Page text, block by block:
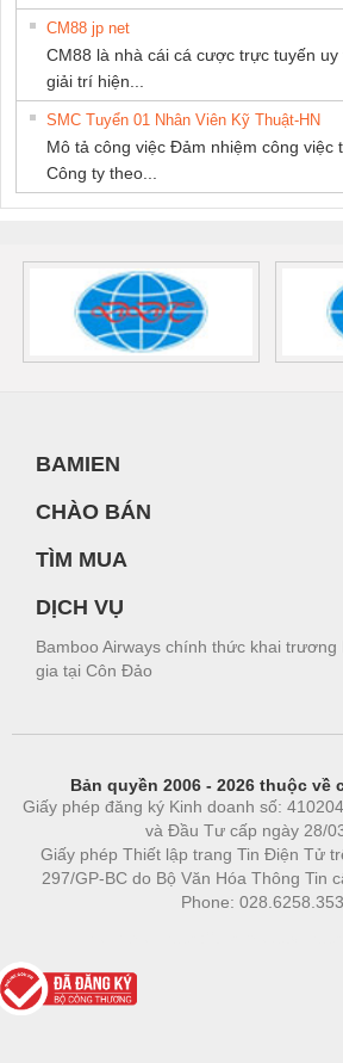
CM88 jp net
CM88 là nhà cái cá cược trực tuyến
giải trí hiện...
SMC Tuyển 01 Nhân Viên Kỹ Thuật-HN
Mô tả công việc Đảm nhiệm công việc
Công ty theo...
BAMIEN
CHÀO BÁN
TÌM MUA
DỊCH VỤ
Bamboo Airways chính thức khai
gia tại Côn Đảo
Bản quyền 2006 - 2026 thuộc về
Giấy phép đăng ký Kinh doanh số:
và Đầu Tư cấp ngày 28/
Giấy phép Thiết lập trang Tin Điện Tử
297/GP-BC do Bộ Văn Hóa Thông Tin
Phone: